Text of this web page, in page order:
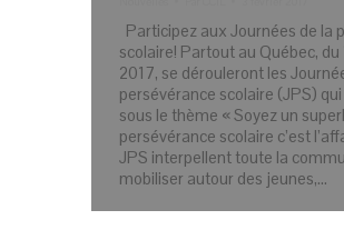
Participez aux Journées de la
scolaire! Partout au Québec, du
2017, se dérouleront les
persévérance scolaire (JPS)
sous le thème « Soyez un
persévérance scolaire c’est
JPS interpellent toute la
mobiliser autour des jeunes,…